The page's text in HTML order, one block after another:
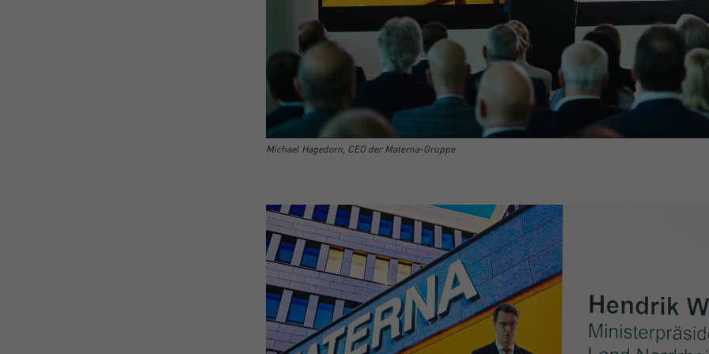
Michael Hagedorn, CEO der Materna-Gruppe